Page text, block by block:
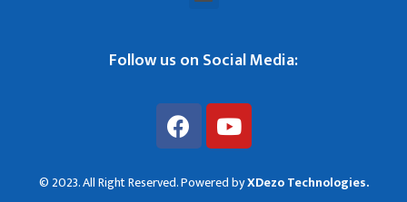
Follow us on Social Media:
© 2023. All Right Reserved. Powered byXDezo Technologies.